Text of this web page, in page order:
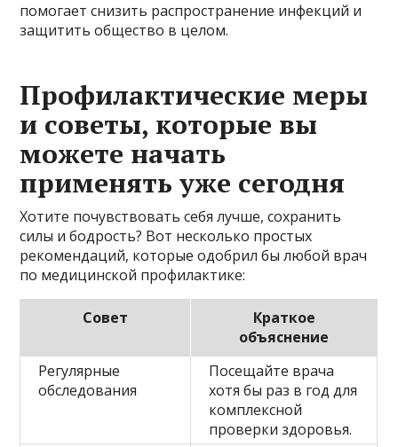
помогает снизить распространение инфекций и
защитить общество в целом.
Профилактические меры
и советы, которые вы
можете начать
применять уже сегодня
Хотите почувствовать себя лучше, сохранить
силы и бодрость? Вот несколько простых
рекомендаций, которые одобрил бы любой врач
по медицинской профилактике:
Совет
Краткое
объяснение
Регулярные
обследования
Посещайте врача
хотя бы раз в год для
комплексной
проверки здоровья.